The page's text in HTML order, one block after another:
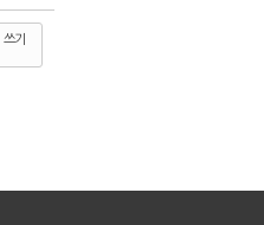
쓰기